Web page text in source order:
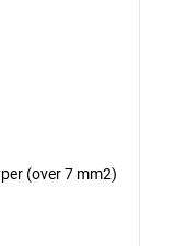
(over 7 mm2)